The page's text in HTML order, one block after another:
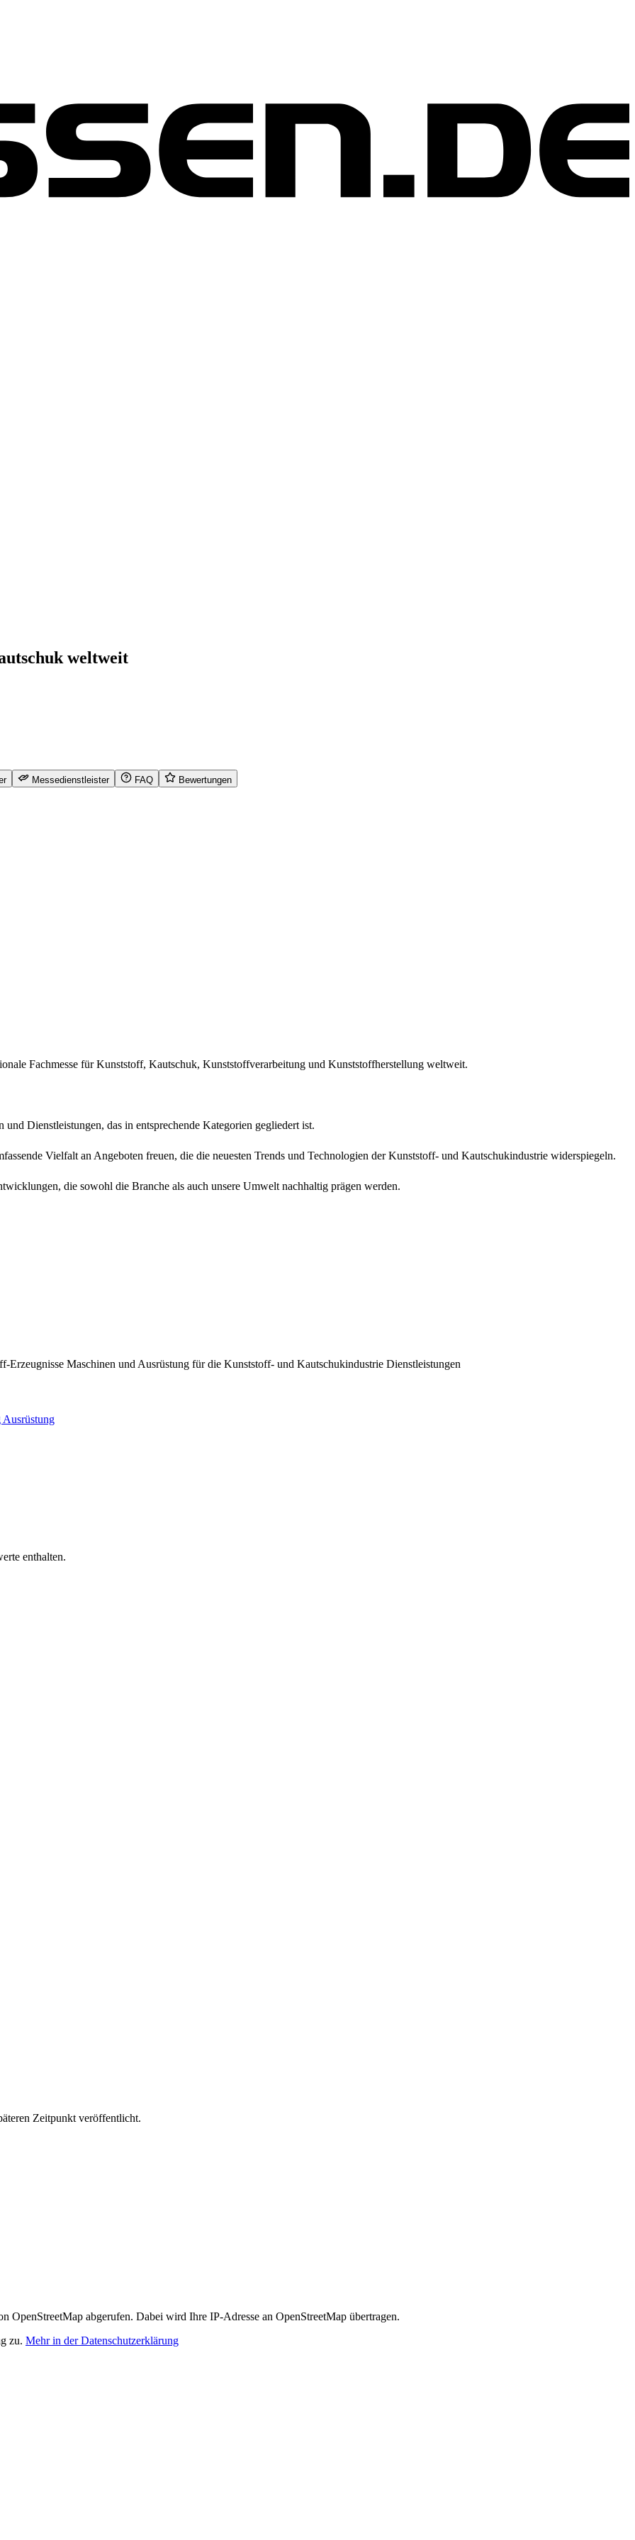
weltweit
Messedienstleister FAQ Bewertungen
Fachmesse für Kunststoff, Kautschuk, Kunststoffverarbeitung und Kunststoffherstellung weltweit.
Dienstleistungen, das in entsprechende Kategorien gegliedert ist.
Vielfalt an Angeboten freuen, die die neuesten Trends und Technologien der Kunststoff- und Kautschukindustrie widerspiegeln.
die sowohl die Branche als auch unsere Umwelt nachhaltig prägen werden.
der Branche aktiv mitgestalten möchten.
der neue Inspirationen und zukunftsweisende Trends bietet.
Erzeugnisse Maschinen und Ausrüstung für die Kunststoff- und Kautschukindustrie Dienstleistungen
Ausrüstung
enthalten.
Zeitpunkt veröffentlicht.
OpenStreetMap abgerufen. Dabei wird Ihre IP-Adresse an OpenStreetMap übertragen.
zu. Mehr in der Datenschutzerklärung